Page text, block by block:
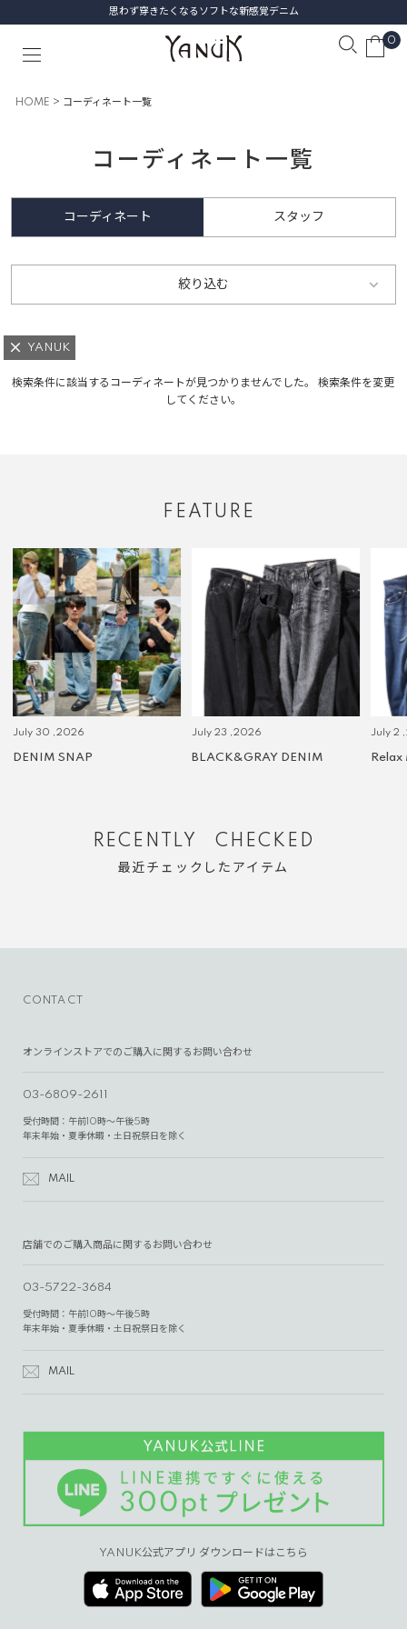
思わず穿きたくなるソフトな新感覚デニム
0
HOME コーディネート一覧
コーディネート一覧
コーディネート スタッフ
絞り込む
YANUK
検索条件に該当するコーディネートが見つかりませんでした。 検索条件を変更
してください。
FEATURE
July 30 ,2026
DENIM SNAP
July 23 ,2026
BLACK&GRAY DENIM
July 2
Relax
RECENTLY CHECKED
最近チェックしたアイテム
CONTACT
オンラインストアでのご購入に関するお問い合わせ
03-6809-2611
受付時間：午前10時～午後5時
年末年始・夏季休暇・土日祝祭日を除く
MAIL
店舗でのご購入商品に関するお問い合わせ
03-5722-3684
受付時間：午前10時～午後5時
年末年始・夏季休暇・土日祝祭日を除く
MAIL
YANUK公式アプリ ダウンロードはこちら